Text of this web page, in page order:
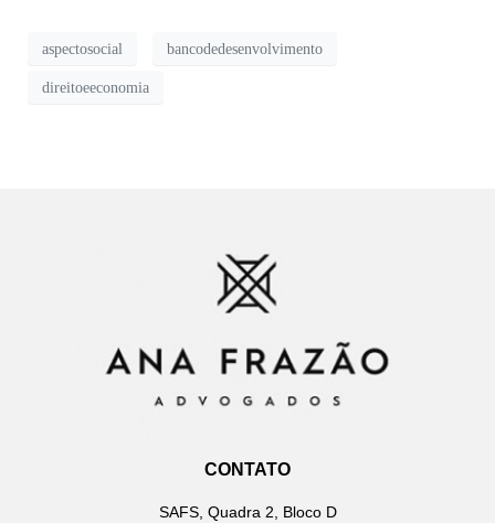
aspectosocial bancodedesenvolvimento
direitoeeconomia
CONTATO
SAFS, Quadra 2, Bloco D